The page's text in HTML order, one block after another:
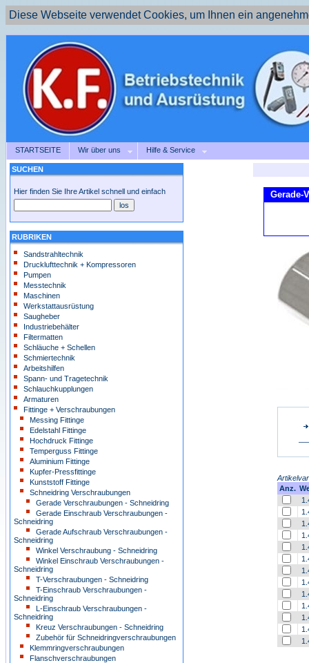
Diese Webseite verwendet Cookies, um Ihnen ein
STARTSEITE Wir über uns Hilfe & Service
SUCHEN
Hier finden Sie Ihre Artikel schnell und einfach
RUBRIKEN
Sandstrahltechnik
Drucklufttechnik + Kompressoren
Pumpen
Messtechnik
Maschinen
Werkstattausrüstung
Saugheber
Industriebehälter
Filtermatten
Schläuche + Schellen
Schmiertechnik
Arbeitshilfen
Spann- und Tragetechnik
Schlauchkupplungen
Armaturen
Fittinge + Verschraubungen
Messing Fittinge
Edelstahl Fittinge
Hochdruck Fittinge
Temperguss Fittinge
Aluminium Fittinge
Kupfer-Pressfittinge
Kunststoff Fittinge
Schneidring Verschraubungen
Gerade Verschraubungen - Schneidring
Gerade Einschraub Verschraubungen -
Schneidring
Gerade Aufschraub Verschraubungen -
Schneidring
Winkel Verschraubung - Schneidring
Winkel Einschraub Verschraubungen -
Schneidring
T-Verschraubungen - Schneidring
T-Einschraub Verschraubungen -
Schneidring
L-Einschraub Verschraubungen -
Schneidring
Kreuz Verschraubungen - Schneidring
Zubehör für Schneidringverschraubungen
Klemmringverschraubungen
Flanschverschraubungen
Gerade-
Anz.